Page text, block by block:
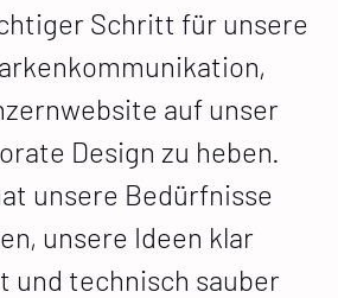
Schritt für unsere
auf unser
Design zu heben.
unsere Bedürfnisse
unsere Ideen klar
technisch sauber